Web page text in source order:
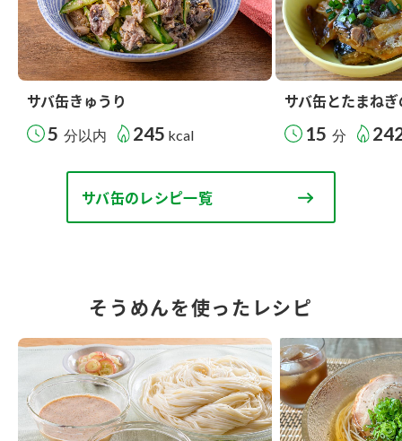
サバ缶きゅうり
5 分以内 245 kcal
サバ缶とたまね
15 分
サバ缶のレシピ一覧
そうめんを使ったレシピ